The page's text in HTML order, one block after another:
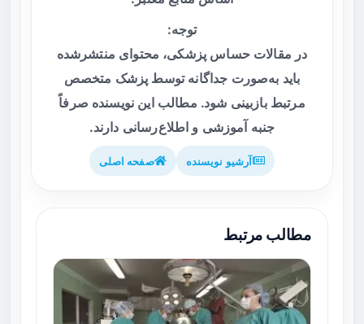
توجه:
در مقالات حساس پزشکی، محتوای منتشرشده
باید به‌صورت جداگانه توسط پزشک متخصص
مرتبط بازبینی شود. مطالب این نویسنده صرفاً
جنبه آموزشی و اطلاع‌رسانی دارند.
آرشیو نویسنده صفحه اصلی
مطالب مرتبط